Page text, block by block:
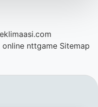
online nttgame Sitemap